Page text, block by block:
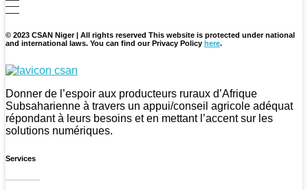
© 2023 CSAN Niger | All rights reserved This website is protected under national
and international laws. You can find our Privacy Policy here.
Donner de l’espoir aux producteurs ruraux d’Afrique
Subsaharienne à travers un appui/conseil agricole adéquat
répondant à leurs besoins et en mettant l’accent sur les
solutions numériques.
Services